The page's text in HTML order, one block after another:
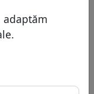
adaptăm